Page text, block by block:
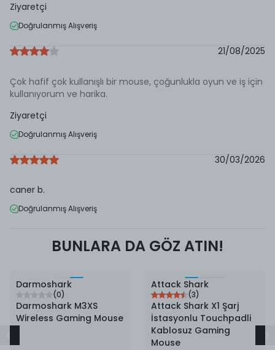
Ziyaretçi
Doğrulanmış Alışveriş
Ziyaretçi
Doğrulanmış Alışveriş
21/08/2025
Çok hafif çok kullanışlı bir mouse, çoğunlukla oyun ve iş için
kullanıyorum ve harika.
caner b.
Doğrulanmış Alışveriş
30/03/2026
BUNLARA DA GÖZ ATIN!
Darmoshark
(0)
Darmoshark M3XS
Wireless Gaming Mouse
Attack Shark
(3)
Attack Shark X1 Şarj
İstasyonlu Touchpadli
Kablosuz Gaming
Mouse